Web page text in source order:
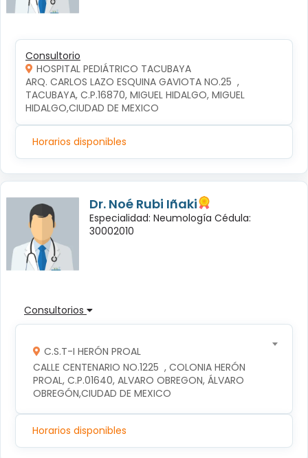
Consultorio
HOSPITAL PEDIÁTRICO TACUBAYA
ARQ. CARLOS LAZO ESQUINA GAVIOTA NO.25  ,
TACUBAYA, C.P.16870, MIGUEL HIDALGO, MIGUEL
HIDALGO,CIUDAD DE MEXICO
Horarios disponibles
Dr. Noé Rubi Iñaki
Especialidad: Neumología Cédula:
30002010
Consultorios
C.S.T-I HERÓN PROAL
CALLE CENTENARIO NO.1225  , COLONIA HERÓN
PROAL, C.P.01640, ALVARO OBREGON, ÁLVARO
OBREGÓN,CIUDAD DE MEXICO
Horarios disponibles